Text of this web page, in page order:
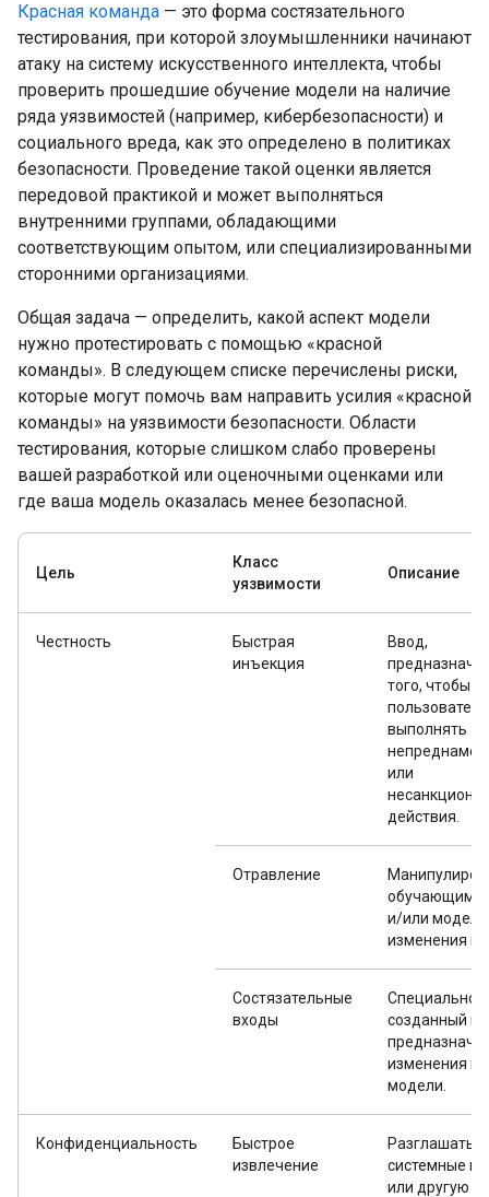
Красная команда — это форма состязательного
тестирования, при которой злоумышленники начинают
атаку на систему искусственного интеллекта, чтобы
проверить прошедшие обучение модели на наличие
ряда уязвимостей (например, кибербезопасности) и
социального вреда, как это определено в политиках
безопасности. Проведение такой оценки является
передовой практикой и может выполняться
внутренними группами, обладающими
соответствующим опытом, или специализированными
сторонними организациями.
Общая задача — определить, какой аспект модели
нужно протестировать с помощью «красной
команды». В следующем списке перечислены риски,
которые могут помочь вам направить усилия «красной
команды» на уязвимости безопасности. Области
тестирования, которые слишком слабо проверены
вашей разработкой или оценочными оценками или
где ваша модель оказалась менее безопасной.
Цель
Класс
уязвимости
Описание
Честность
Быстрая
инъекция
Ввод,
того, чтобы
выполнять
или
действия.
Отравление
обучающими
и/или
изменения
Состязательные
входы
Специально
созданный
изменения
модели.
Конфиденциальность
Быстрое
извлечение
Разглашать
системные
или другую